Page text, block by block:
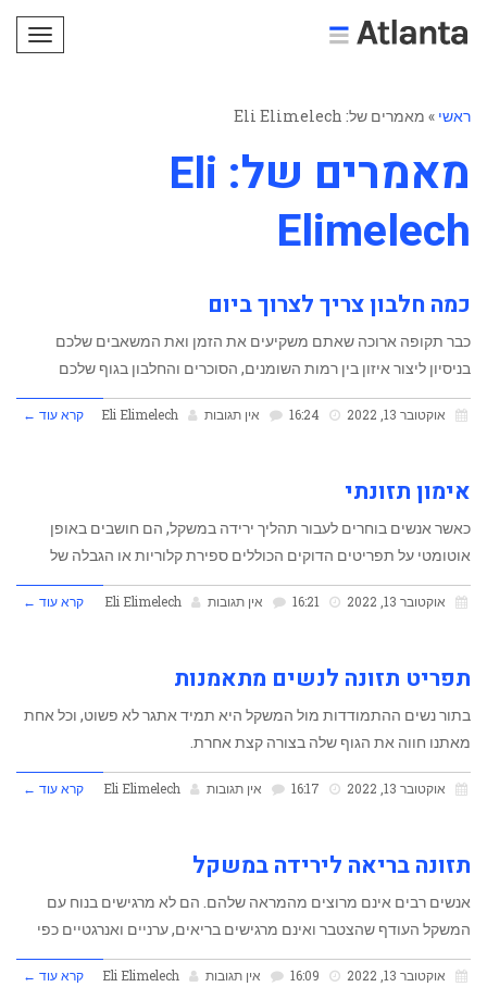
ראשי » מאמרים של: Eli Elimelech
מאמרים של: Eli
Elimelech
כמה חלבון צריך לצרוך ביום
כבר תקופה ארוכה שאתם משקיעים את הזמן ואת המשאבים שלכם
בניסיון ליצור איזון בין רמות השומנים, הסוכרים והחלבון ‏בגוף שלכם
אוקטובר 13, 2022 אין תגובות Eli Elimelech קרא עוד ←
אימון תזונתי
כאשר אנשים בוחרים לעבור תהליך ירידה במשקל, הם חושבים באופן
אוטומטי על תפריטים הדוקים הכוללים ספירת קלוריות או הגבלה של
אוקטובר 13, 2022 אין תגובות Eli Elimelech קרא עוד ←
תפריט תזונה לנשים מתאמנות
בתור נשים ‏ההתמודדות מול המשקל היא תמיד אתגר לא פשוט, וכל אחת
מאתנו חווה את הגוף שלה בצורה קצת אחרת.
אוקטובר 13, 2022 אין תגובות Eli Elimelech קרא עוד ←
תזונה בריאה לירידה במשקל
אנשים רבים אינם מרוצים מהמראה שלהם. הם לא מרגישים בנוח עם
המשקל העודף שהצטבר ואינם מרגישים בריאים, ערניים ואנרגטיים כפי
אוקטובר 13, 2022 אין תגובות Eli Elimelech קרא עוד ←